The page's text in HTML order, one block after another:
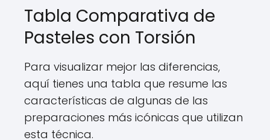
Tabla Comparativa de
Pasteles con Torsión
Para visualizar mejor las diferencias,
aquí tienes una tabla que resume las
características de algunas de las
preparaciones más icónicas que utilizan
esta técnica.